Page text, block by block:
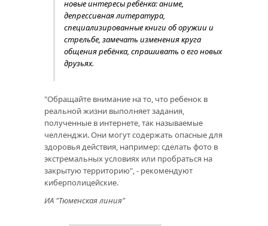
новые интересы ребёнка: аниме,
депрессивная литература,
специализированные книги об оружии и
стрельбе, замечать изменения круга
общения ребёнка, спрашивать о его новых
друзьях.
"Обращайте внимание на то, что ребенок в
реальной жизни выполняет задания,
полученные в интернете, так называемые
челленджи. Они могут содержать опасные для
здоровья действия, например: сделать фото в
экстремальных условиях или пробраться на
закрытую территорию", - рекомендуют
киберполицейские.
ИА "Тюменская линия"